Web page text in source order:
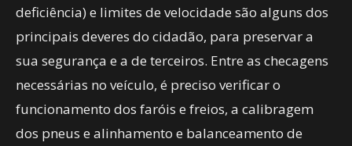
deficiência) e limites de velocidade são alguns dos
principais deveres do cidadão, para preservar a
sua segurança e a de terceiros. Entre as checagens
necessárias no veículo, é preciso verificar o
funcionamento dos faróis e freios, a calibragem
dos pneus e alinhamento e balanceamento de